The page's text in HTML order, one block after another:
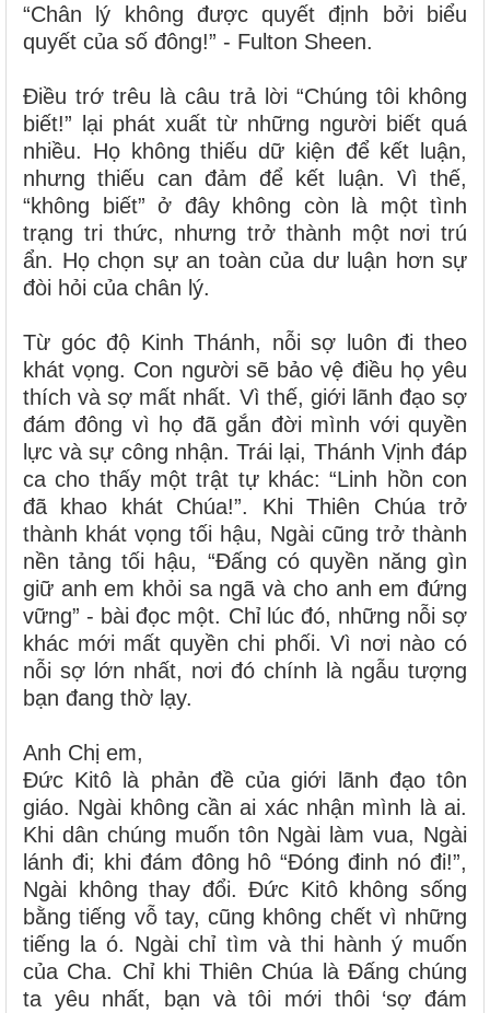
“Chân lý không được quyết định bởi biểu
quyết của số đông!” - Fulton Sheen.
Điều trớ trêu là câu trả lời “Chúng tôi không
biết!” lại phát xuất từ những người biết quá
nhiều. Họ không thiếu dữ kiện để kết luận,
nhưng thiếu can đảm để kết luận. Vì thế,
“không biết” ở đây không còn là một tình
trạng tri thức, nhưng trở thành một nơi trú
ẩn. Họ chọn sự an toàn của dư luận hơn sự
đòi hỏi của chân lý.
Từ góc độ Kinh Thánh, nỗi sợ luôn đi theo
khát vọng. Con người sẽ bảo vệ điều họ yêu
thích và sợ mất nhất. Vì thế, giới lãnh đạo sợ
đám đông vì họ đã gắn đời mình với quyền
lực và sự công nhận. Trái lại, Thánh Vịnh đáp
ca cho thấy một trật tự khác: “Linh hồn con
đã khao khát Chúa!”. Khi Thiên Chúa trở
thành khát vọng tối hậu, Ngài cũng trở thành
nền tảng tối hậu, “Đấng có quyền năng gìn
giữ anh em khỏi sa ngã và cho anh em đứng
vững” - bài đọc một. Chỉ lúc đó, những nỗi sợ
khác mới mất quyền chi phối. Vì nơi nào có
nỗi sợ lớn nhất, nơi đó chính là ngẫu tượng
bạn đang thờ lạy.
Anh Chị em,
Đức Kitô là phản đề của giới lãnh đạo tôn
giáo. Ngài không cần ai xác nhận mình là ai.
Khi dân chúng muốn tôn Ngài làm vua, Ngài
lánh đi; khi đám đông hô “Đóng đinh nó đi!”,
Ngài không thay đổi. Đức Kitô không sống
bằng tiếng vỗ tay, cũng không chết vì những
tiếng la ó. Ngài chỉ tìm và thi hành ý muốn
của Cha. Chỉ khi Thiên Chúa là Đấng chúng
ta yêu nhất, bạn và tôi mới thôi ‘sợ đám